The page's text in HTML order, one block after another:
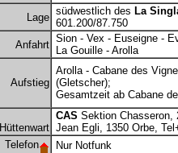
Lage
südwestlich des La
601.200/87.750
Anfahrt
Sion - Vex - Euseigne -
La Gouille - Arolla
Aufstieg
Arolla - Cabane des
(Gletscher);
Gesamtzeit ab Cabane
Hüttenwart
CAS Sektion Chasseron,
Jean Egli, 1350 Orbe,
Telefon
Nur Notfunk